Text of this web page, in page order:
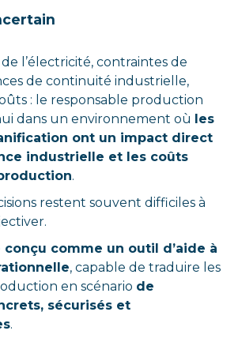
l’électricité, contraintes de
de continuité industrielle,
: le responsable production
dans un environnement où les
ont un impact direct
industrielle et les coûts
.
restent souvent difficiles à
conçu comme un outil d’aide à
, capable de traduire les
en scénario de
sécurisés et
.